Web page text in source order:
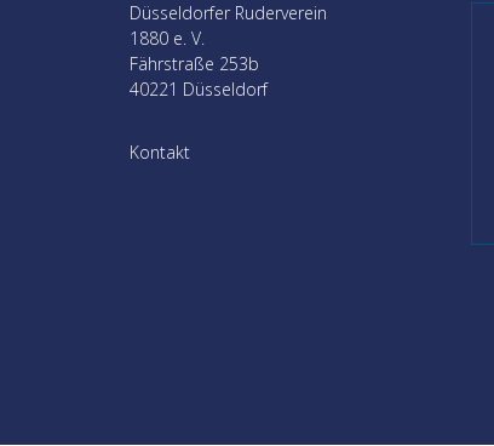
Düsseldorfer Ruderverein
1880 e. V.
Fährstraße 253b
40221 Düsseldorf
Kontakt